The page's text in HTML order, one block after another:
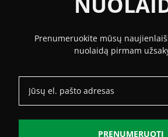
Prenumeruokite mūsų
nuolaidą pirmam
PRENUMERUOTI